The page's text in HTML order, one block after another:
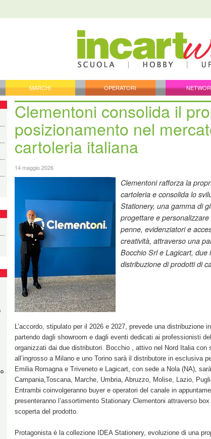
MARCHI OPERATORI
Clementoni consolida il
posizionamento nel
cartoleria italiana
14 maggio 2026
Clementoni rafforza la
cartoleria e consolida lo
Stationery, una gamma di
progettare e
penne, evidenziatori e
creatività, attraverso una
Bocchio Srl e Lagicart, due
distribuzione di prodotti di
L’accordo, stipulato per il 2026 e 2027, prevede una distribuzione
partendo dagli showroom e dagli eventi dedicati ai professionisti
organizzati dai due distributori. Bocchio , attivo nel Nord Italia con
all’ingrosso a Milano e uno Torino sarà il distributore in esclusiva
Emilia Romagna e Triveneto e Lagicart, con sede a Nola (NA),
Campania,Toscana, Marche, Umbria, Abruzzo, Molise, Lazio,
Entrambi coinvolgeranno buyer e operatori del canale in
presenteranno l’assortimento Stationary Clementoni attraverso
scoperta del prodotto.
Protagonista è la collezione IDEA Stationery, evoluzione di una